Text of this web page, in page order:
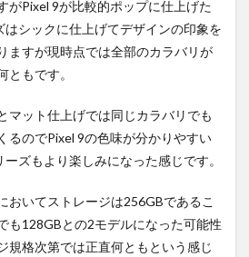
がPixel 9が比較的ポップに仕上げた
はシックに仕上げてデザインの印象を
ますが現時点では全部のカラバリが
ともです。
マット仕上げでは同じカラバリでも
るのでPixel 9の色味が分かりやすい
ズもより楽しみになった感じです。
おいてストレージは256GBであるこ
も128GBとの2モデルになった可能性
規格次第では正直何ともという感じ